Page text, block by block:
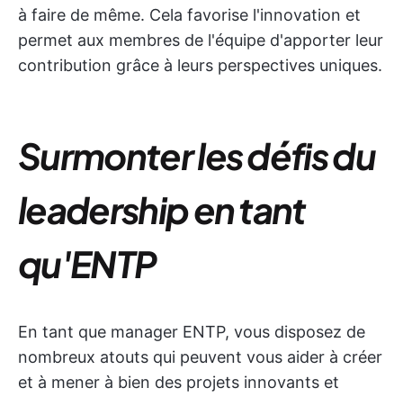
à faire de même. Cela favorise l'innovation et
permet aux membres de l'équipe d'apporter leur
contribution grâce à leurs perspectives uniques.
Surmonter les défis du
leadership en tant
qu'ENTP
En tant que manager ENTP, vous disposez de
nombreux atouts qui peuvent vous aider à créer
et à mener à bien des projets innovants et